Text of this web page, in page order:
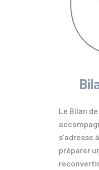
Le Bilan
s’adresse
préparer